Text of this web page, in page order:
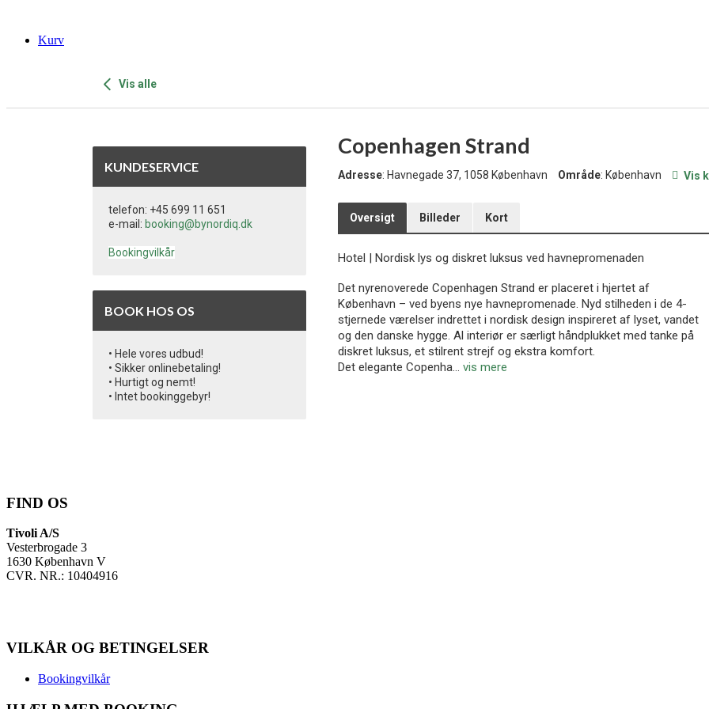
Kurv
Vis alle
Copenhagen Strand
Adresse: Havnegade 37, 1058 København Område: København Vis
Oversigt Billeder Kort
Hotel | Nordisk lys og diskret luksus ved havnepromenaden
Det nyrenoverede Copenhagen Strand er placeret i hjertet af
København – ved byens nye havnepromenade. Nyd stilheden i de 4-
stjernede værelser indrettet i nordisk design inspireret af lyset, vandet
og den danske hygge. Al interiør er særligt håndplukket med tanke på
diskret luksus, et stilrent strejf og ekstra komfort.
Det elegante Copenha... vis mere
KUNDESERVICE
telefon: +45 699 11 651
e-mail: booking@bynordiq.dk
Bookingvilkår
BOOK HOS OS
• Hele vores udbud!
• Sikker onlinebetaling!
• Hurtigt og nemt!
• Intet bookinggebyr!
FIND OS
Tivoli A/S
Vesterbrogade 3
1630 København V
CVR. NR.: 10404916
VILKÅR OG BETINGELSER
Bookingvilkår